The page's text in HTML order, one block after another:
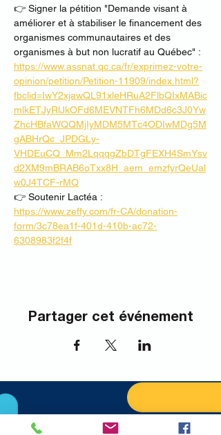
👉 Signer la pétition "Demande visant à
améliorer et à stabiliser le financement des
organismes communautaires et des
organismes à but non lucratif au Québec" :
https://www.assnat.qc.ca/fr/exprimez-votre-
opinion/petition/Petition-11909/index.html?
fbclid=IwY2xjawQL91xleHRuA2FlbQIxMABic
mlkETJyRlJkOFd6MEVNTFh6MDd6c3J0Yw
ZhcHBfaWQQMjIyMDM5MTc4ODIwMDg5M
gABHrQc_JPDGLy-
VHDEuCQ_Mm2LqqqgZbDTgFEXH4SmYsv
d2XM9mBRAB6oTxx8H_aem_emzfyrQeUal
w0J4TCF-rMQ
👉 Soutenir Lactéa :
https://www.zeffy.com/fr-CA/donation-
form/3c78ea1f-401d-410b-ac72-
6308983f2f4f
Partager cet événement